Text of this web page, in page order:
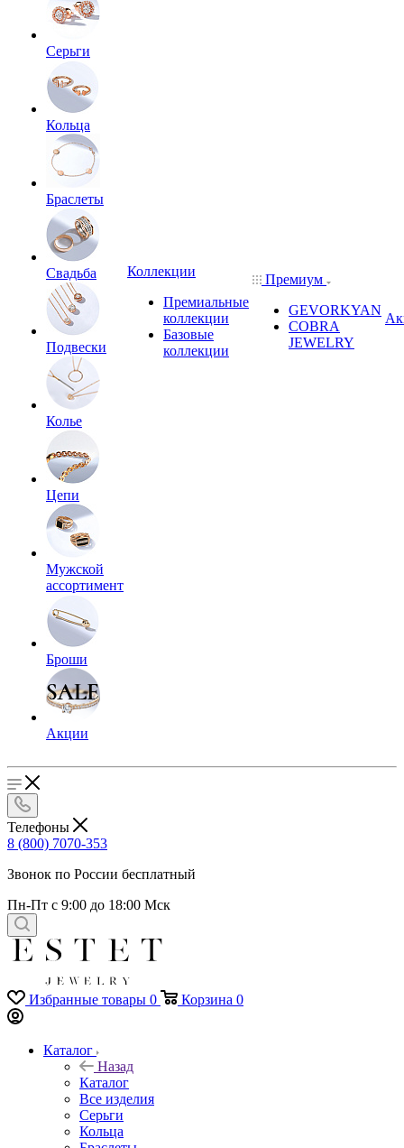
Серьги
Кольца
Браслеты
Свадьба
Подвески
Колье
Цепи
Мужской
ассортимент
Броши
Акции
Коллекции
Премиальные
коллекции
Базовые
коллекции
Премиум
GEVORKYAN
COBRA
JEWELRY
Телефоны
8 (800) 7070-353
Звонок по России бесплатный
Пн-Пт с 9:00 до 18:00 Мск
Избранные товары 0 Корзина 0
Каталог
Назад
Каталог
Все изделия
Серьги
Кольца